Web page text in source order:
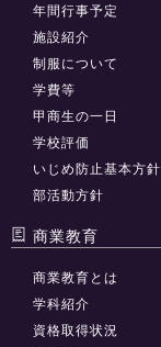
年間行事予定
施設紹介
制服について
学費等
甲商生の一日
学校評価
いじめ防止基本方針
部活動方針
商業教育
商業教育とは
学科紹介
資格取得状況